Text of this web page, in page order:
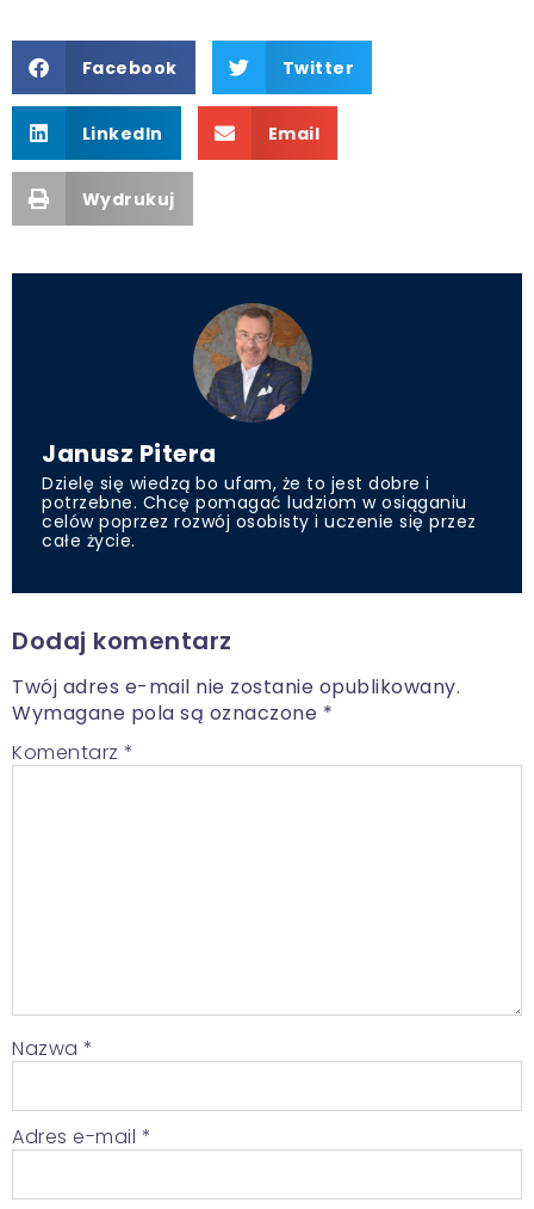
Facebook Twitter
LinkedIn Email
Wydrukuj
Janusz Pitera
Dzielę się wiedzą bo ufam, że to jest dobre i
potrzebne. Chcę pomagać ludziom w osiąganiu
celów poprzez rozwój osobisty i uczenie się przez
całe życie.
Dodaj komentarz
Twój adres e-mail nie zostanie opublikowany.
Wymagane pola są oznaczone *
Komentarz *
Nazwa *
Adres e-mail *